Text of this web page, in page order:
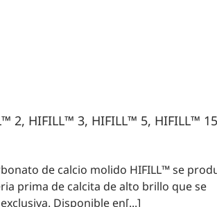
2, HIFILL™ 3, HIFILL™ 5, HIFILL™
de calcio molido HIFILL™ se
prima de calcita de alto brillo que se
Disponible en[...]